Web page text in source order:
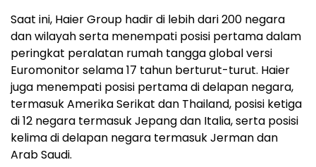
Saat ini, Haier Group hadir di lebih dari 200 negara
dan wilayah serta menempati posisi pertama dalam
peringkat peralatan rumah tangga global versi
Euromonitor selama 17 tahun berturut-turut. Haier
juga menempati posisi pertama di delapan negara,
termasuk Amerika Serikat dan Thailand, posisi ketiga
di 12 negara termasuk Jepang dan Italia, serta posisi
kelima di delapan negara termasuk Jerman dan
Arab Saudi.